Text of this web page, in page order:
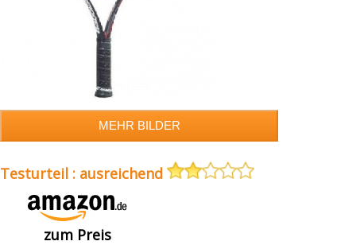
Testurteil : ausreichend
zum Preis